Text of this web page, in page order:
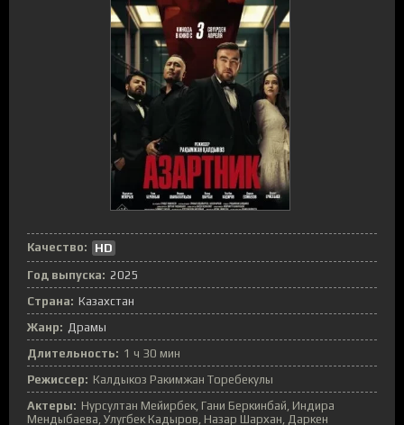
Качество:
HD
Год выпуска: 2025
Страна: Казахстан
Жанр: Драмы
Длительность: 1 ч 30 мин
Режиссер: Калдыкоз Ракимжан Торебекулы
Актеры: Нурсултан Мейирбек, Гани Беркинбай, Индира
Мендыбаева, Улугбек Кадыров, Назар Шархан, Даркен